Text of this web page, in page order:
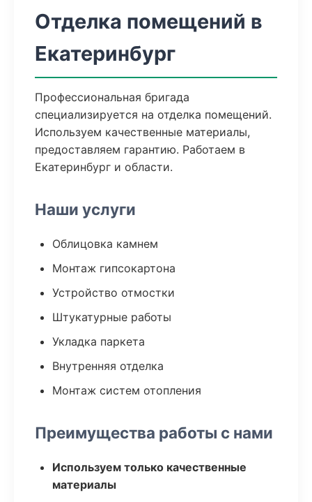
Отделка помещений в
Екатеринбург
Профессиональная бригада
специализируется на отделка помещений.
Используем качественные материалы,
предоставляем гарантию. Работаем в
Екатеринбург и области.
Наши услуги
Облицовка камнем
Монтаж гипсокартона
Устройство отмостки
Штукатурные работы
Укладка паркета
Внутренняя отделка
Монтаж систем отопления
Преимущества работы с нами
Используем только качественные
материалы